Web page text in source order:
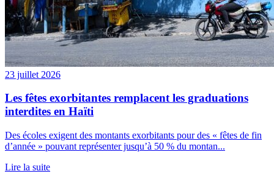
23 juillet 2026
Les fêtes exorbitantes remplacent les graduations
interdites en Haïti
Des écoles exigent des montants exorbitants pour des « fêtes de fin
d’année » pouvant représenter jusqu’à 50 % du montan...
Lire la suite